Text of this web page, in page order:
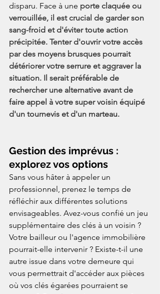
disparu. Face à une porte claquée ou
verrouillée, il est crucial de garder son
sang-froid et d'éviter toute action
précipitée. Tenter d'ouvrir votre accès
par des moyens brusques pourrait
détériorer votre serrure et aggraver la
situation. Il serait préférable de
rechercher une alternative avant de
faire appel à votre super voisin équipé
d'un tournevis et d'un marteau.
Gestion des imprévus :
explorez vos options
Sans vous hâter à appeler un
professionnel, prenez le temps de
réfléchir aux différentes solutions
envisageables. Avez-vous confié un jeu
supplémentaire des clés à un voisin ?
Votre bailleur ou l'agence immobilière
pourrait-elle intervenir ? Existe-t-il une
autre issue dans votre demeure qui
vous permettrait d'accéder aux pièces
où vos clés égarées pourraient se